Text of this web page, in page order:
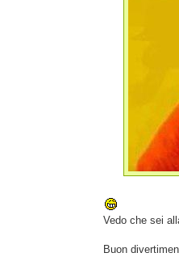
Vedo che sei
Buon